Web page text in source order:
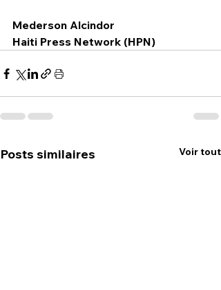
Mederson Alcindor
Haiti Press Network (HPN)
Posts similaires Voir tout